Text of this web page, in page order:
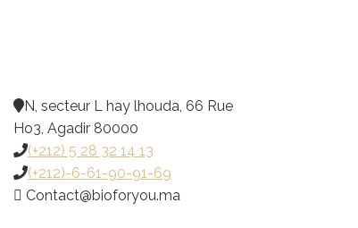
N, secteur L hay lhouda, 66 Rue
Ho3, Agadir 80000
(+212) 5 28 32 14 13
(+212)-6-61-90-91-69
am.uoyrofoib
@tcatnoC